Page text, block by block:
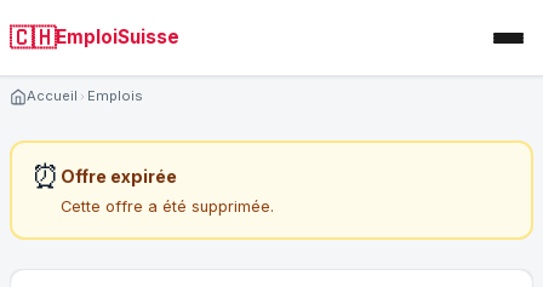
🇨🇭EmploiSuisse
Accueil Emplois
⏰ Offre expirée
Cette offre a été supprimée.